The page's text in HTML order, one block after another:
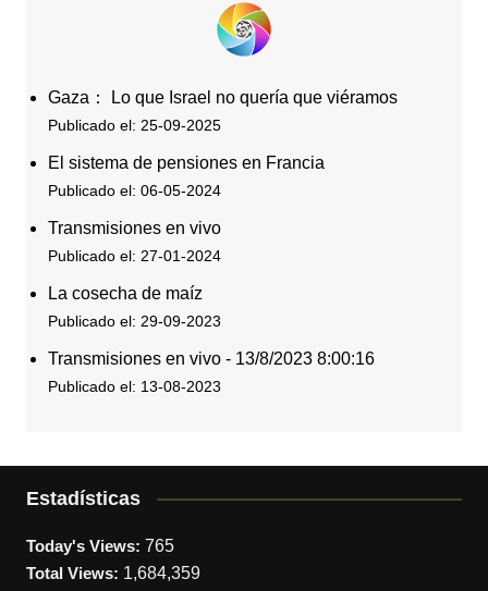
Gaza： Lo que Israel no quería que viéramos
Publicado el: 25-09-2025
El sistema de pensiones en Francia
Publicado el: 06-05-2024
Transmisiones en vivo
Publicado el: 27-01-2024
La cosecha de maíz
Publicado el: 29-09-2023
Transmisiones en vivo - 13/8/2023 8:00:16
Publicado el: 13-08-2023
Estadísticas
Today's Views: 765
Total Views: 1,684,359